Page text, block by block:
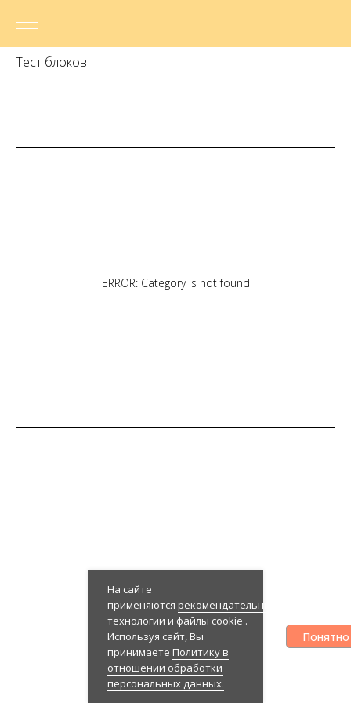
Тест блоков
ERROR: Category is not found
На сайте
применяются рекомендательные
технологии и файлы cookie .
Используя сайт, Вы
принимаете Политику в
отношении обработки
персональных данных.
Понятно